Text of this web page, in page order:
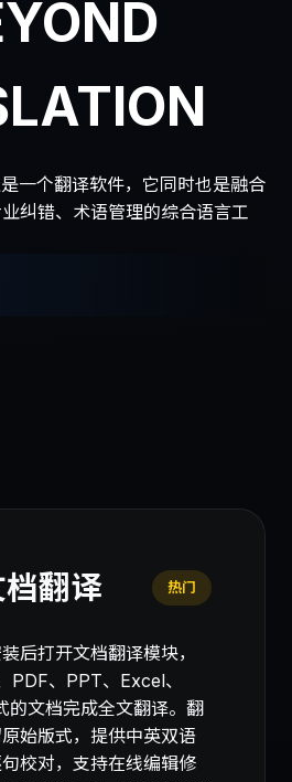
一个翻译软件，它同时也是融合
纠错、术语管理的综合语言工
翻译 热门
后打开文档翻译模块，
PDF、PPT、Excel、
的文档完成全文翻译。翻
始版式，提供中英双语
校对，支持在线编辑修